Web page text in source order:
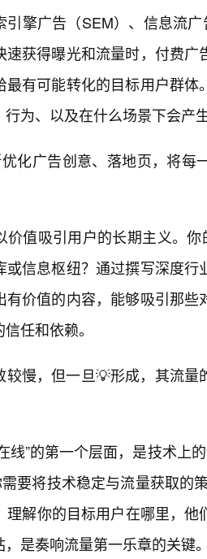
擎广告（SEM）、信息流
速获得曝光和流量时，付费
最有可能转化的目标用户群
为、以及在什么场景下会产生
化广告创意、落地页，将每
价值吸引用户的长期主义。
或信息枢纽？通过撰写深度
有价值的内容，能够吸引那
任和依赖。
较慢，但一旦💡形成，其流
线”的第一个层面，是技术上
要将技术稳定与流量获取的
理解你的目标用户在哪里，
是奏响流量第一乐章的关键。